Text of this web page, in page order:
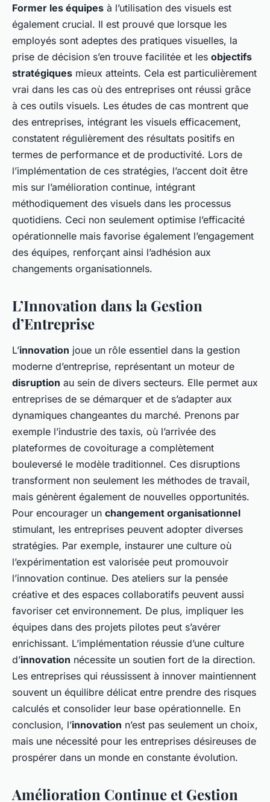
Former les équipes à l’utilisation des visuels est
également crucial. Il est prouvé que lorsque les
employés sont adeptes des pratiques visuelles, la
prise de décision s’en trouve facilitée et les objectifs
stratégiques mieux atteints. Cela est particulièrement
vrai dans les cas où des entreprises ont réussi grâce
à ces outils visuels. Les études de cas montrent que
des entreprises, intégrant les visuels efficacement,
constatent régulièrement des résultats positifs en
termes de performance et de productivité. Lors de
l’implémentation de ces stratégies, l’accent doit être
mis sur l’amélioration continue, intégrant
méthodiquement des visuels dans les processus
quotidiens. Ceci non seulement optimise l’efficacité
opérationnelle mais favorise également l’engagement
des équipes, renforçant ainsi l’adhésion aux
changements organisationnels.
L’Innovation dans la Gestion
d’Entreprise
L’innovation joue un rôle essentiel dans la gestion
moderne d’entreprise, représentant un moteur de
disruption au sein de divers secteurs. Elle permet aux
entreprises de se démarquer et de s’adapter aux
dynamiques changeantes du marché. Prenons par
exemple l’industrie des taxis, où l’arrivée des
plateformes de covoiturage a complètement
bouleversé le modèle traditionnel. Ces disruptions
transforment non seulement les méthodes de travail,
mais génèrent également de nouvelles opportunités.
Pour encourager un changement organisationnel
stimulant, les entreprises peuvent adopter diverses
stratégies. Par exemple, instaurer une culture où
l’expérimentation est valorisée peut promouvoir
l’innovation continue. Des ateliers sur la pensée
créative et des espaces collaboratifs peuvent aussi
favoriser cet environnement. De plus, impliquer les
équipes dans des projets pilotes peut s’avérer
enrichissant. L’implémentation réussie d’une culture
d’innovation nécessite un soutien fort de la direction.
Les entreprises qui réussissent à innover maintiennent
souvent un équilibre délicat entre prendre des risques
calculés et consolider leur base opérationnelle. En
conclusion, l’innovation n’est pas seulement un choix,
mais une nécessité pour les entreprises désireuses de
prospérer dans un monde en constante évolution.
Amélioration Continue et Gestion